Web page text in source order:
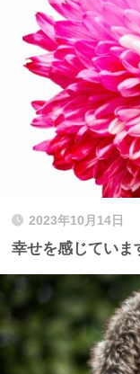
2023年10月14日
幸せを感じていま